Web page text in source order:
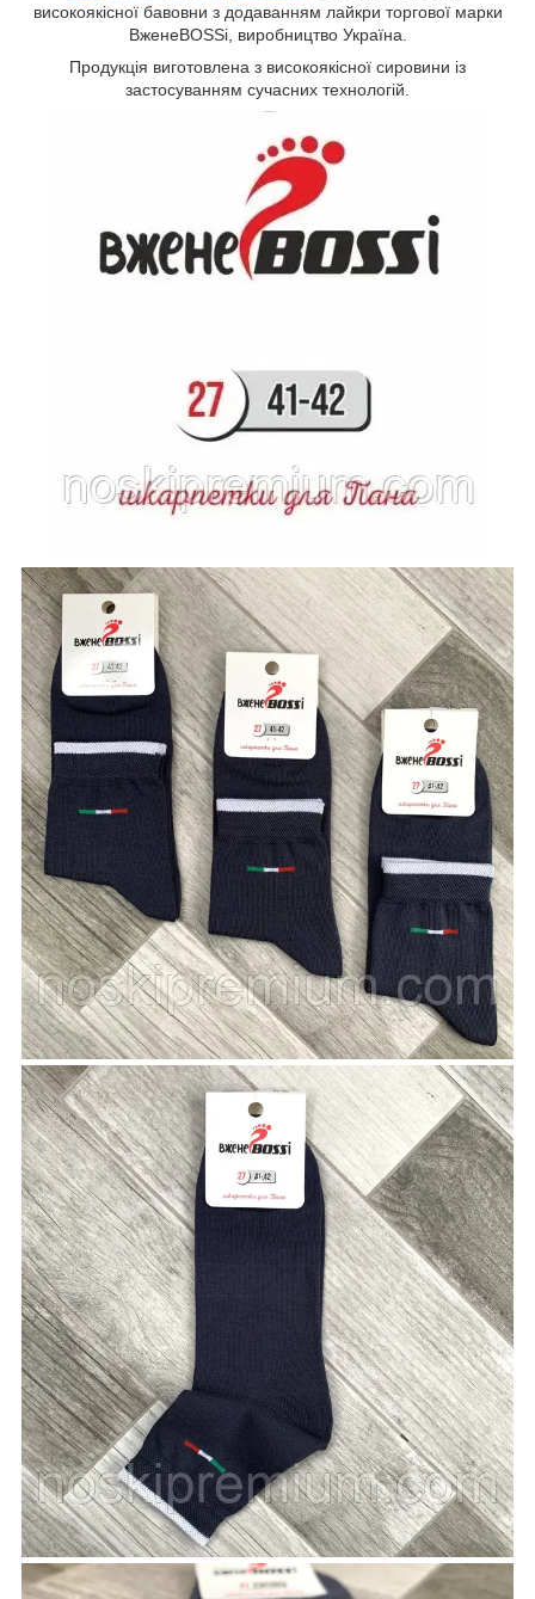
високоякісної бавовни з додаванням лайкри торгової марки
ВженеBOSSі, виробництво Україна.
Продукція виготовлена з високоякісної сировини із
застосуванням сучасних технологій.